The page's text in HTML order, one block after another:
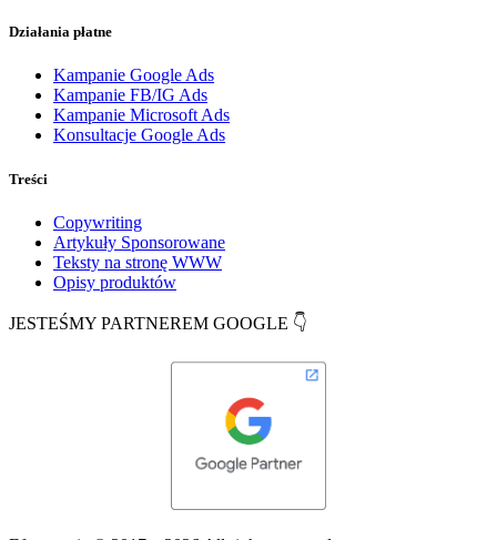
Działania płatne
Kampanie Google Ads
Kampanie FB/IG Ads
Kampanie Microsoft Ads
Konsultacje Google Ads
Treści
Copywriting
Artykuły Sponsorowane
Teksty na stronę WWW
Opisy produktów
JESTEŚMY PARTNEREM GOOGLE 👇